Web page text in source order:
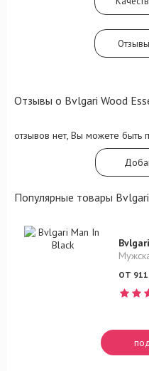
эти
Вы
парфюм в
ценам,
Отзывы о Bvlgari Wood
отзывов нет, Вы можете быть
Популярные товары Bvlgari
ОТ